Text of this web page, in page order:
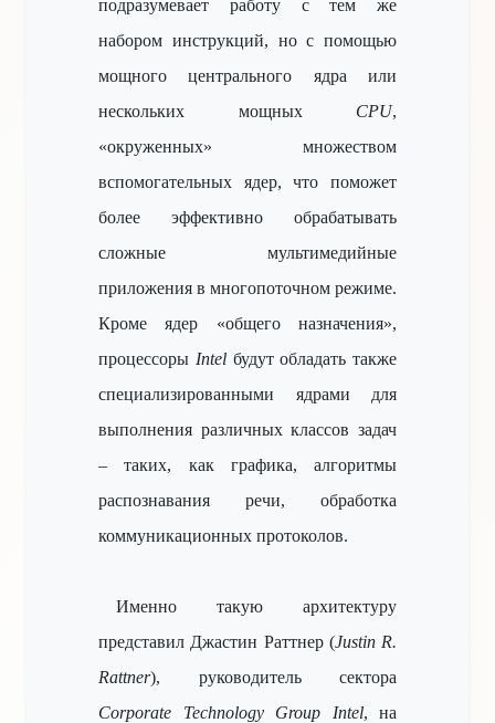
подразумевает работу с тем же
набором инструкций, но с помощью
мощного центрального ядра или
нескольких мощных CPU,
«окруженных» множеством
вспомогательных ядер, что поможет
более эффективно обрабатывать
сложные мультимедийные
приложения в многопоточном режиме.
Кроме ядер «общего назначения»,
процессоры Intelбудут обладать также
специализированными ядрами для
выполнения различных классов задач
– таких, как графика, алгоритмы
распознавания речи, обработка
коммуникационных протоколов.
Именно такую архитектуру
представил Джастин Раттнер (Justin R.
Rattner), руководитель сектора
Corporate Technology Group Intel, на